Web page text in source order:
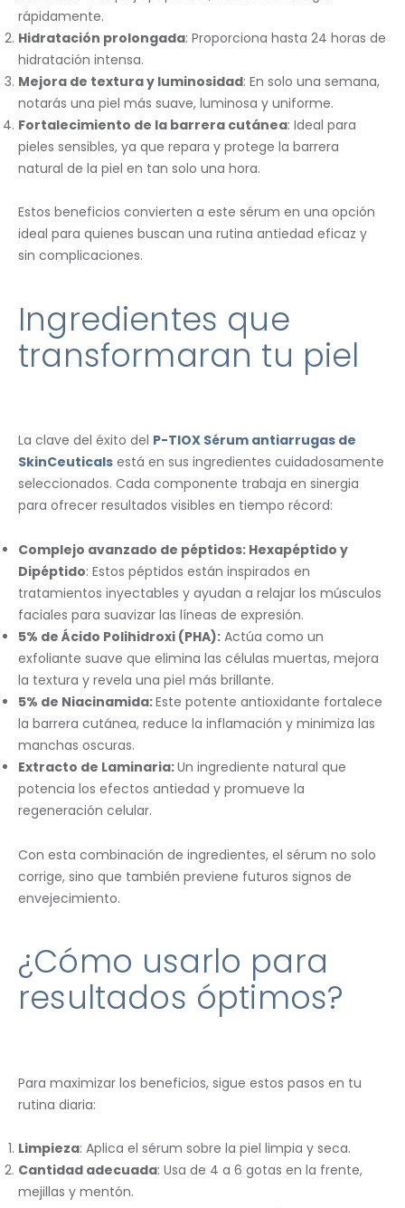
rápidamente.
Hidratación prolongada: Proporciona hasta 24 horas de
hidratación intensa.
Mejora de textura y luminosidad: En solo una semana,
notarás una piel más suave, luminosa y uniforme.
Fortalecimiento de la barrera cutánea: Ideal para
pieles sensibles, ya que repara y protege la barrera
natural de la piel en tan solo una hora.
Estos beneficios convierten a este sérum en una opción
ideal para quienes buscan una rutina antiedad eficaz y
sin complicaciones.
Ingredientes que
transformaran tu piel
La clave del éxito del P-TIOX Sérum antiarrugas de
SkinCeuticals está en sus ingredientes cuidadosamente
seleccionados. Cada componente trabaja en sinergia
para ofrecer resultados visibles en tiempo récord:
Complejo avanzado de péptidos: Hexapéptido y
Dipéptido: Estos péptidos están inspirados en
tratamientos inyectables y ayudan a relajar los músculos
faciales para suavizar las líneas de expresión.
5% de Ácido Polihidroxi (PHA): Actúa como un
exfoliante suave que elimina las células muertas, mejora
la textura y revela una piel más brillante.
5% de Niacinamida:Este potente antioxidante fortalece
la barrera cutánea, reduce la inflamación y minimiza las
manchas oscuras.
Extracto de Laminaria:Un ingrediente natural que
potencia los efectos antiedad y promueve la
regeneración celular.
Con esta combinación de ingredientes, el sérum no solo
corrige, sino que también previene futuros signos de
envejecimiento.
¿Cómo usarlo para
resultados óptimos?
Para maximizar los beneficios, sigue estos pasos en tu
rutina diaria:
Limpieza: Aplica el sérum sobre la piel limpia y seca.
Cantidad adecuada: Usa de 4 a 6 gotas en la frente,
mejillas y mentón.